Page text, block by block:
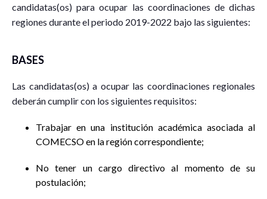
candidatas(os) para ocupar las coordinaciones de dichas
regiones durante el periodo 2019-2022 bajo las siguientes:
BASES
Las candidatas(os) a ocupar las coordinaciones regionales
deberán cumplir con los siguientes requisitos:
Trabajar en una institución académica asociada al
COMECSO en la región correspondiente;
No tener un cargo directivo al momento de su
postulación;